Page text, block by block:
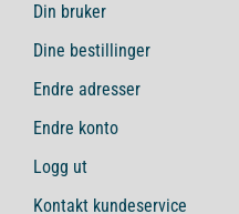
Din bruker
Dine bestillinger
Endre adresser
Endre konto
Logg ut
Kontakt kundeservice